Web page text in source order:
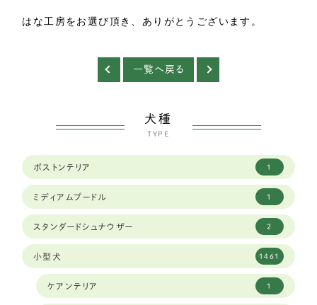
はな工房をお選び頂き、ありがとうございます。
一覧へ戻る
犬種
TYPE
ボストンテリア 1
ミディアムプードル 1
スタンダードシュナウザー 2
小型犬 1461
ケアンテリア 1